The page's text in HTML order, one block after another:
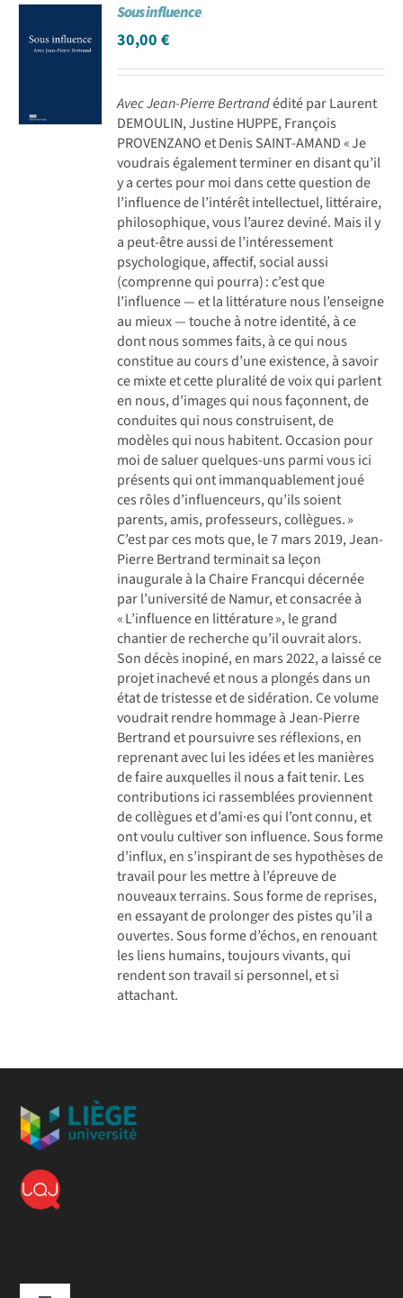
Sous influence
30,00€
Avec Jean-Pierre Bertrandédité par Laurent
DEMOULIN, Justine HUPPE, François
PROVENZANO et Denis SAINT-AMAND « Je
voudrais également terminer en disant qu’il
y a certes pour moi dans cette question de
l’influence de l’intérêt intellectuel, littéraire,
philosophique, vous ­l’aurez deviné. Mais il y
a peut-être aussi de l’intéressement
psychologique, affectif, social aussi
(comprenne qui pourra) : c’est que
l’influence — et la littérature nous l’enseigne
au mieux — touche à notre identité, à ce
dont nous sommes faits, à ce qui nous
constitue au cours d’une existence, à savoir
ce mixte et cette pluralité de voix qui parlent
en nous, d’images qui nous façonnent, de
conduites qui nous construisent, de
modèles qui nous habitent. Occasion pour
moi de saluer quelques-uns parmi vous ici
présents qui ont immanquablement joué
ces rôles d’influenceurs, qu’ils soient
parents, amis, professeurs, collègues. »
C’est par ces mots que, le 7 mars 2019, Jean-
Pierre Bertrand terminait sa leçon
inaugurale à la Chaire Francqui décernée
par l’université de Namur, et consacrée à
« L’influence en littérature », le grand
chantier de recherche qu’il ouvrait alors.
Son décès inopiné, en mars 2022, a laissé ce
projet inachevé et nous a plongés dans un
état de tristesse et de sidération. Ce volume
voudrait rendre hommage à Jean-Pierre
Bertrand et poursuivre ses réflexions, en
reprenant avec lui les idées et les manières
de faire auxquelles il nous a fait tenir. Les
contributions ici rassemblées proviennent
de collègues et d’ami·es qui l’ont connu, et
ont voulu cultiver son influence. Sous forme
d’influx, en s’inspirant de ses hypothèses de
travail pour les mettre à l’épreuve de
nouveaux terrains. Sous forme de reprises,
en essayant de prolonger des pistes qu’il a
ouvertes. Sous forme d’échos, en renouant
les liens humains, toujours vivants, qui
rendent son travail si personnel, et si
attachant.